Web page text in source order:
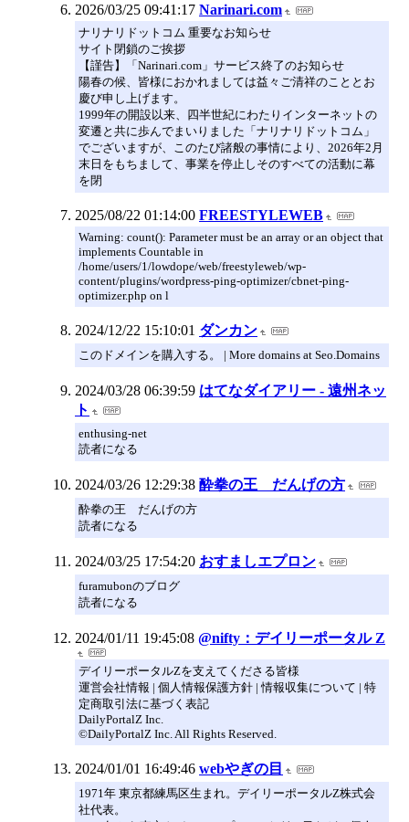
2026/03/25 09:41:17 Narinari.com
ナリナリドットコム 重要なお知らせ
サイト閉鎖のご挨拶
【謹告】「Narinari.com」サービス終了のお知らせ
陽春の候、皆様におかれましては益々ご清祥のこととお
慶び申し上げます。
1999年の開設以来、四半世紀にわたりインターネットの
変遷と共に歩んでまいりました「ナリナリドットコム」
でございますが、このたび諸般の事情により、2026年2月
末日をもちまして、事業を停止しそのすべての活動に幕
を閉
2025/08/22 01:14:00 FREESTYLEWEB
Warning: count(): Parameter must be an array or an object that
implements Countable in
/home/users/1/lowdope/web/freestyleweb/wp-
content/plugins/wordpress-ping-optimizer/cbnet-ping-
optimizer.php on l
2024/12/22 15:10:01 ダンカン
このドメインを購入する。 | More domains at Seo.Domains
2024/03/28 06:39:59 はてなダイアリー - 遠州ネッ
ト
enthusing-net
読者になる
2024/03/26 12:29:38 酔拳の王 だんげの方
酔拳の王 だんげの方
読者になる
2024/03/25 17:54:20 おすましエプロン
furamubonのブログ
読者になる
2024/01/11 19:45:08 @nifty：デイリーポータル Z
デイリーポータルZを支えてくださる皆様
運営会社情報 | 個人情報保護方針 | 情報収集について | 特
定商取引法に基づく表記
DailyPortalZ Inc.
©DailyPortalZ Inc. All Rights Reserved.
2024/01/01 16:49:46 webやぎの目
1971年 東京都練馬区生まれ。デイリーポータルZ株式会
社代表。